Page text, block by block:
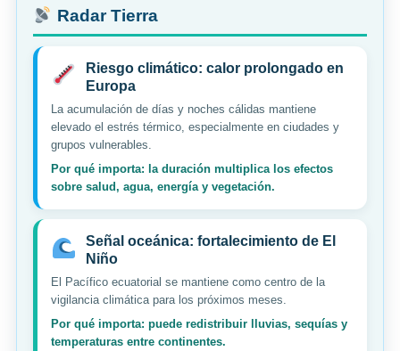
Radar Tierra
Riesgo climático: calor prolongado en
Europa
La acumulación de días y noches cálidas mantiene
elevado el estrés térmico, especialmente en ciudades y
grupos vulnerables.
Por qué importa: la duración multiplica los efectos
sobre salud, agua, energía y vegetación.
Señal oceánica: fortalecimiento de El
Niño
El Pacífico ecuatorial se mantiene como centro de la
vigilancia climática para los próximos meses.
Por qué importa: puede redistribuir lluvias, sequías y
temperaturas entre continentes.